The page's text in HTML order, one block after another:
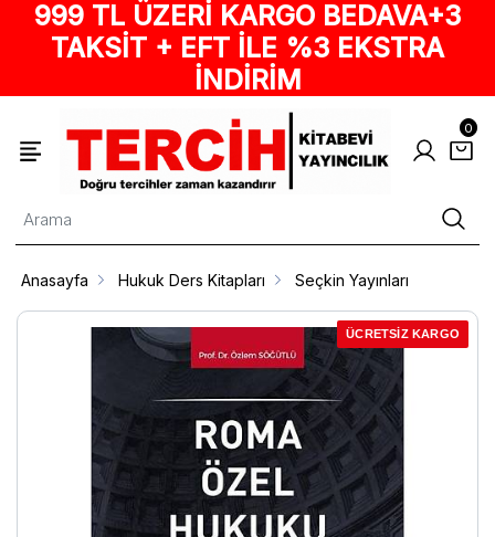
999 TL ÜZERİ KARGO BEDAVA+3
TAKSİT + EFT İLE %3 EKSTRA
İNDİRİM
0
Anasayfa Hukuk Ders Kitapları Seçkin Yayınları
ÜCRETSİZ KARGO